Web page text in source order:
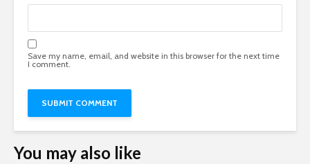
Save my name, email, and website in this browser for the next time
I comment.
You may also like